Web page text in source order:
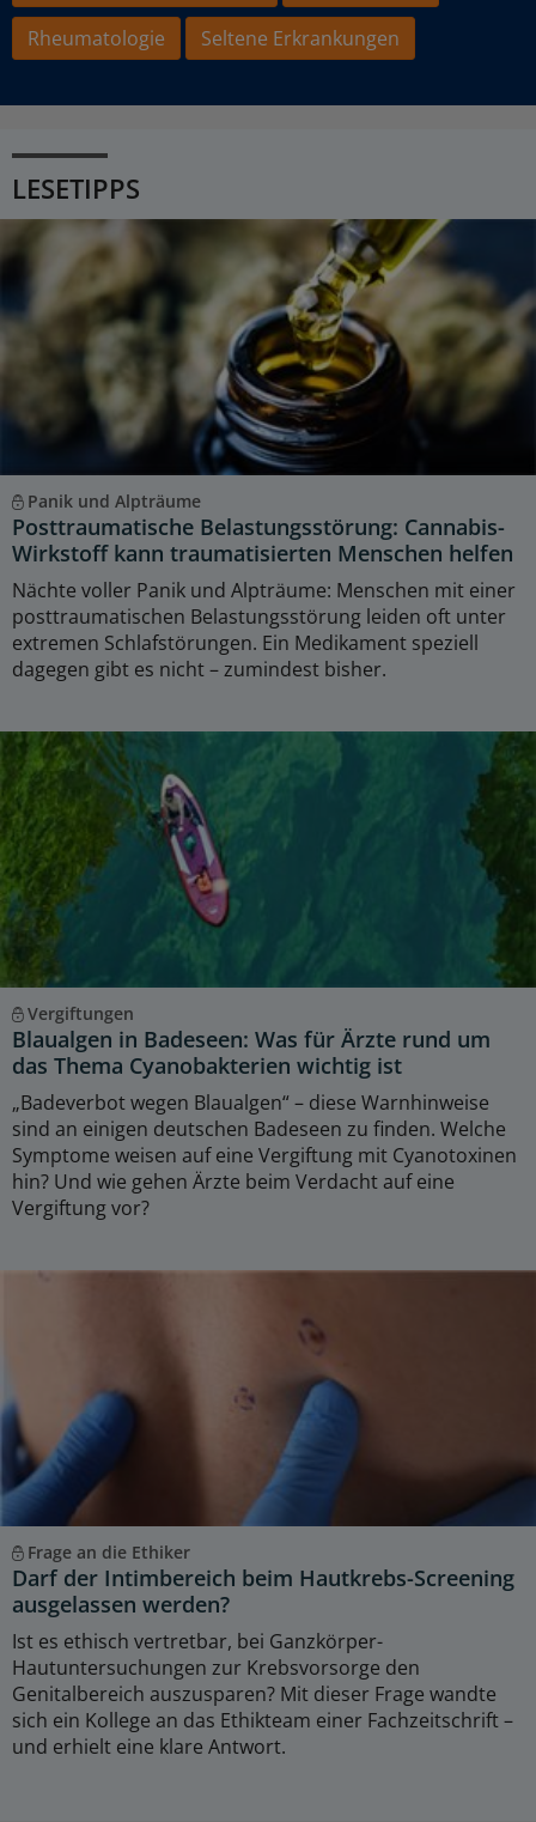
Rheumatologie
Seltene Erkrankungen
LESETIPPS
Panik und Alpträume
Posttraumatische Belastungsstörung: Cannabis-
Wirkstoff kann traumatisierten Menschen helfen
Nächte voller Panik und Alpträume: Menschen mit einer
posttraumatischen Belastungsstörung leiden oft unter
extremen Schlafstörungen. Ein Medikament speziell
dagegen gibt es nicht – zumindest bisher.
Vergiftungen
Blaualgen in Badeseen: Was für Ärzte rund um
das Thema Cyanobakterien wichtig ist
„Badeverbot wegen Blaualgen“ – diese Warnhinweise
sind an einigen deutschen Badeseen zu finden. Welche
Symptome weisen auf eine Vergiftung mit Cyanotoxinen
hin? Und wie gehen Ärzte beim Verdacht auf eine
Vergiftung vor?
Frage an die Ethiker
Darf der Intimbereich beim Hautkrebs-Screening
ausgelassen werden?
Ist es ethisch vertretbar, bei Ganzkörper-
Hautuntersuchungen zur Krebsvorsorge den
Genitalbereich auszusparen? Mit dieser Frage wandte
sich ein Kollege an das Ethikteam einer Fachzeitschrift –
und erhielt eine klare Antwort.